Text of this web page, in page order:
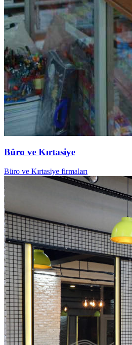
Büro ve Kırtasiye
Büro ve Kırtasiye firmaları